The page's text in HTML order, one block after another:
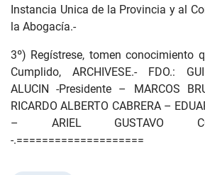
Instancia Unica de la Provincia y al
la Abogacía.-
3º) Regístrese, tomen conocimiento
Cumplido, ARCHIVESE.- FDO.:
ALUCIN -Presidente – MARCOS
RICARDO ALBERTO CABRERA –
– ARIEL GUSTAVO
-.====================